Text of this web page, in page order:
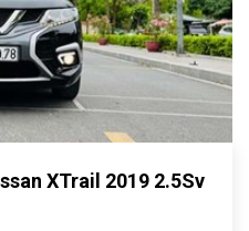
XTrail 2019 2.5Sv